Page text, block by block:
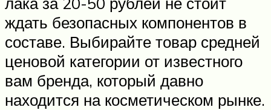
ждать безопасных компонентов в
составе. Выбирайте товар средней
ценовой категории от известного
вам бренда, который давно
находится на косметическом рынке.